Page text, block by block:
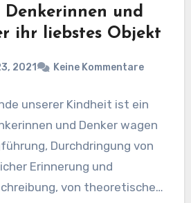
Denkerinnen und
ihr liebstes Objekt
2021 Keine Kommentare
unserer Kindheit ist ein
und Denker wagen
Durchdringung von
Erinnerung und
von theoretischem